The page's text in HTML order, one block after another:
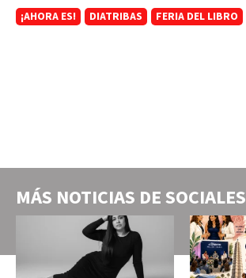
¡AHORA ES! DIATRIBAS FERIA DEL LIBRO
MÁS NOTICIAS DESOCIALES